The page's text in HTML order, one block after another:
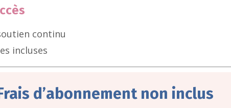
continu
incluses
d’abonnement non inclus